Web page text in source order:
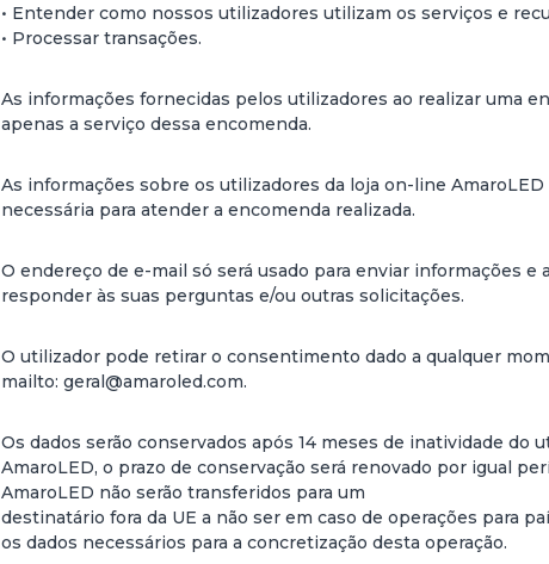
• Entender como nossos utilizadores utilizam os serviços e
• Processar transações.
As informações fornecidas pelos utilizadores ao realizar uma
apenas a serviço dessa encomenda.
As informações sobre os utilizadores da loja on-line
necessária para atender a encomenda realizada.
O endereço de e-mail só será usado para enviar informações
responder às suas perguntas e/ou outras solicitações.
O utilizador pode retirar o consentimento dado a qualquer
mailto: geral@amaroled.com.
Os dados serão conservados após 14 meses de inatividade do
AmaroLED, o prazo de conservação será renovado por igual
AmaroLED não serão transferidos para um
destinatário fora da UE a não ser em caso de operações para
os dados necessários para a concretização desta operação.